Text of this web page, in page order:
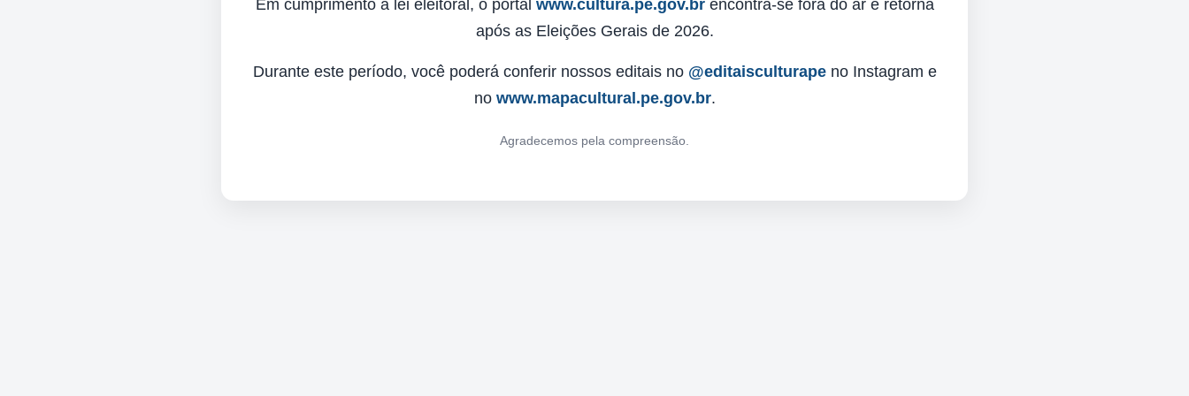
Em cumprimento à lei eleitoral, o portal www.cultura.pe.gov.brencontra-se fora do ar e retorna
após as Eleições Gerais de 2026.
Durante este período, você poderá conferir nossos editais no @editaisculturapeno Instagram e
no www.mapacultural.pe.gov.br.
Agradecemos pela compreensão.